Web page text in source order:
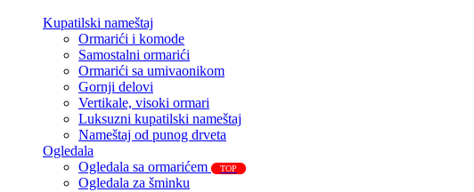
Kupatilski nameštaj
Ormarići i komode
Samostalni ormarići
Ormarići sa umivaonikom
Gornji delovi
Vertikale, visoki ormari
Luksuzni kupatilski nameštaj
Nameštaj od punog drveta
Ogledala
Ogledala sa ormarićem
TOP
Ogledala za šminku